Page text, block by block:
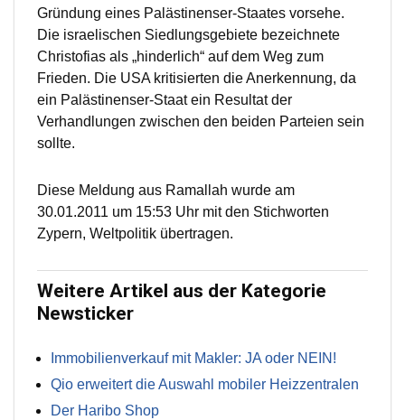
Gründung eines Palästinenser-Staates vorsehe.
Die israelischen Siedlungsgebiete bezeichnete
Christofias als „hinderlich“ auf dem Weg zum
Frieden. Die USA kritisierten die Anerkennung, da
ein Palästinenser-Staat ein Resultat der
Verhandlungen zwischen den beiden Parteien sein
sollte.
Diese Meldung aus Ramallah wurde am
30.01.2011 um 15:53 Uhr mit den Stichworten
Zypern, Weltpolitik übertragen.
Weitere Artikel aus der Kategorie
Newsticker
Immobilienverkauf mit Makler: JA oder NEIN!
Qio erweitert die Auswahl mobiler Heizzentralen
Der Haribo Shop